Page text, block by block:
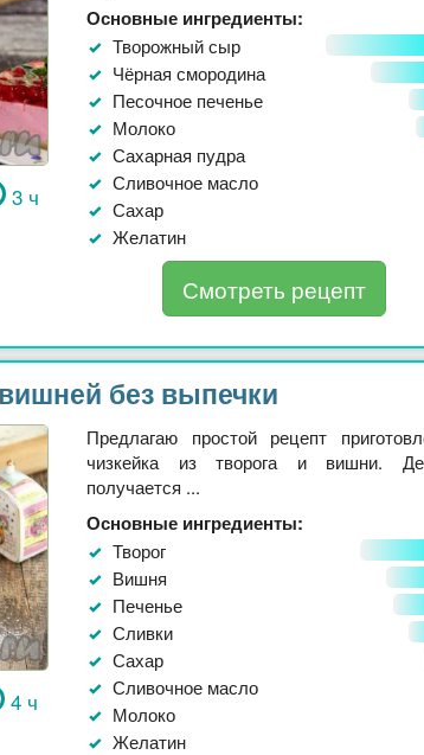
3 ч
Основные ингредиенты:
Творожный сыр
Чёрная смородина
Песочное печенье
Молоко
Сахарная пудра
Сливочное масло
Сахар
Желатин
Смотреть рецепт
без выпечки
4 ч
Предлагаю простой рецепт
чизкейка из творога и вишни.
получается ...
Основные ингредиенты:
Творог
Вишня
Печенье
Сливки
Сахар
Сливочное масло
Молоко
Желатин